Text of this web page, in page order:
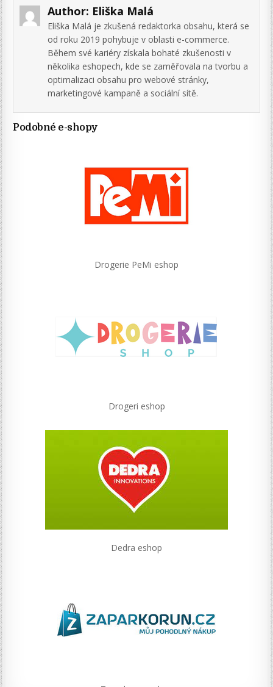
Author: Eliška Malá
Eliška Malá je zkušená redaktorka obsahu, která se
od roku 2019 pohybuje v oblasti e-commerce.
Během své kariéry získala bohaté zkušenosti v
několika eshopech, kde se zaměřovala na tvorbu a
optimalizaci obsahu pro webové stránky,
marketingové kampaně a sociální sítě.
Podobné e-shopy
Drogerie PeMi eshop
Drogeri eshop
Dedra eshop